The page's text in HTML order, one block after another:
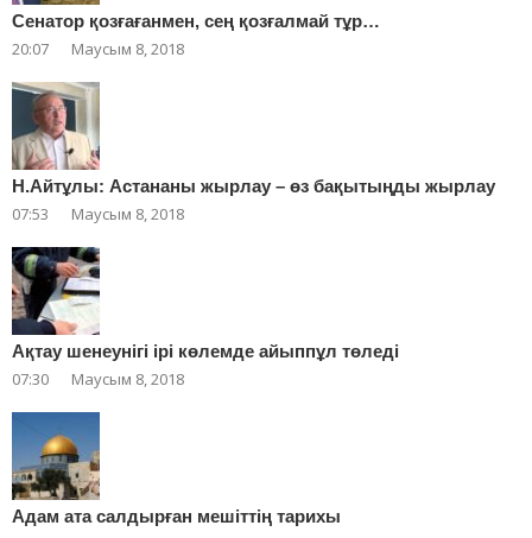
Сенатор қозғағанмен, сең қозғалмай тұр…
20:07 Маусым 8, 2018
Н.Айтұлы: Астананы жырлау – өз бақытыңды жырлау
07:53 Маусым 8, 2018
Ақтау шенеунігі ірі көлемде айыппұл төледі
07:30 Маусым 8, 2018
Адам ата салдырған мешіттің тарихы